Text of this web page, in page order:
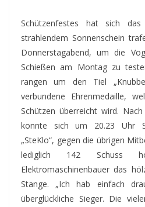
Schützenfestes hat sich
strahlendem Sonnenschein
Donnerstagabend, um die
Schießen am Montag zu
rangen um den Tiel
verbundene Ehrenmedaille,
Schützen überreicht wird.
konnte sich um 20.23 Uhr
„SteKlo“, gegen die übrigen
lediglich 142 Schuss
Elektromaschinenbauer das
Stange. „Ich hab einfach
überglückliche Sieger. Die